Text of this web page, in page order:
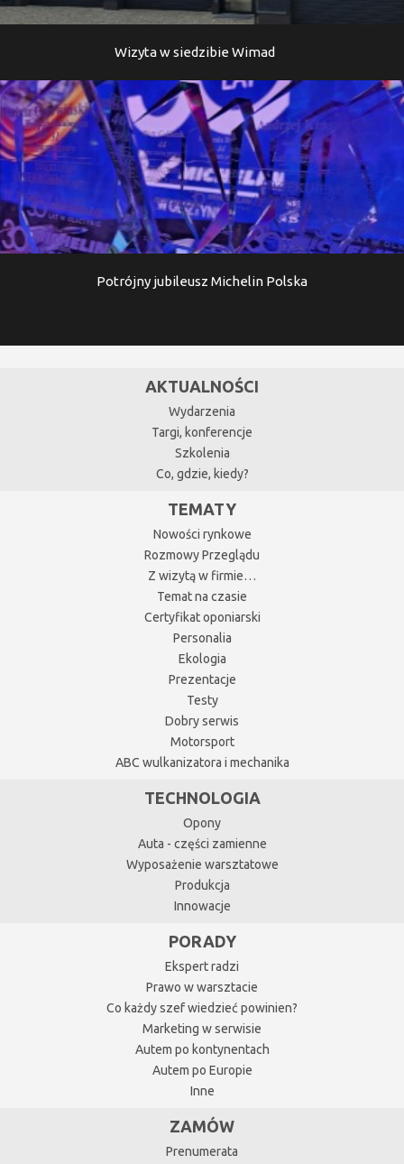
Wizyta w siedzibie Wimad
Potrójny jubileusz Michelin Polska
AKTUALNOŚCI
Wydarzenia
Targi, konferencje
Szkolenia
Co, gdzie, kiedy?
TEMATY
Nowości rynkowe
Rozmowy Przeglądu
Z wizytą w firmie…
Temat na czasie
Certyfikat oponiarski
Personalia
Ekologia
Prezentacje
Testy
Dobry serwis
Motorsport
ABC wulkanizatora i mechanika
TECHNOLOGIA
Opony
Auta - części zamienne
Wyposażenie warsztatowe
Produkcja
Innowacje
PORADY
Ekspert radzi
Prawo w warsztacie
Co każdy szef wiedzieć powinien?
Marketing w serwisie
Autem po kontynentach
Autem po Europie
Inne
ZAMÓW
Prenumerata